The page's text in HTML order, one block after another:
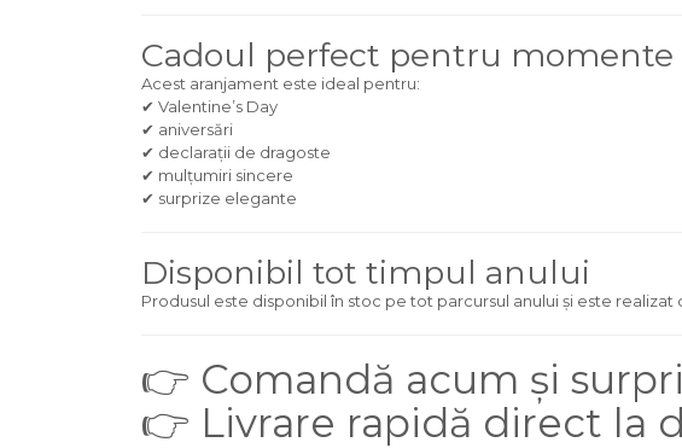
Cadoul perfect pentru momente
Acest aranjament este ideal pentru:
✔ Valentine’s Day
✔ aniversări
✔ declarații de dragoste
✔ mulțumiri sincere
✔ surprize elegante
Disponibil tot timpul anului
Produsul este disponibil în stoc pe tot parcursul anului și este
👉 Comandă acum și
👉 Livrare rapidă direct la